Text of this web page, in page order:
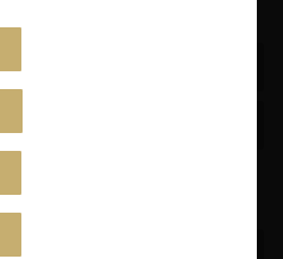
1010 Wien
536 16-0
5020 Salzburg